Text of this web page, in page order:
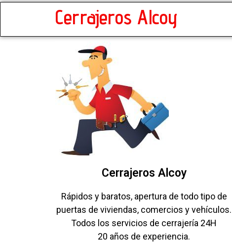
Cerrajeros Alcoy
Cerrajeros Alcoy
Rápidos y baratos, apertura de todo tipo de
puertas de viviendas, comercios y vehículos.
Todos los servicios de cerrajería 24H
20 años de experiencia.